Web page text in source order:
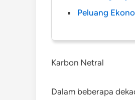
Peluang
Karbon Netral
Dalam beberapa